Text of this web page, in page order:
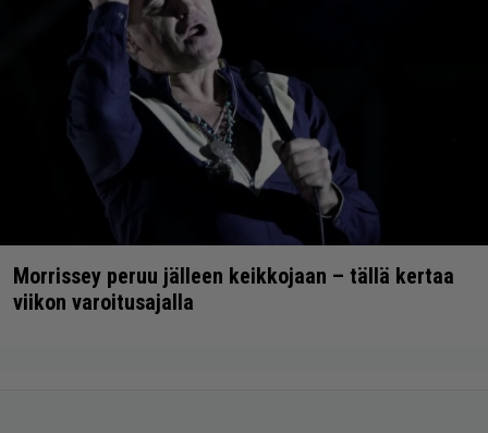
Morrissey peruu jälleen keikkojaan – tällä kertaa
viikon varoitusajalla